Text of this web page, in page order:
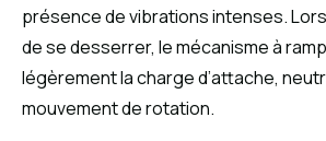
présence de vibrations intenses.
de se desserrer, le mécanisme à
légèrement la charge d’attache,
mouvement de rotation.